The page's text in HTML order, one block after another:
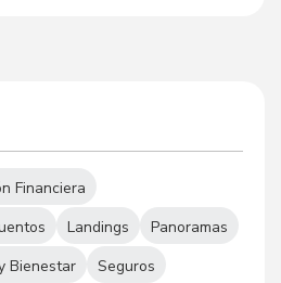
Financiera
Landings
Panoramas
Bienestar
Seguros